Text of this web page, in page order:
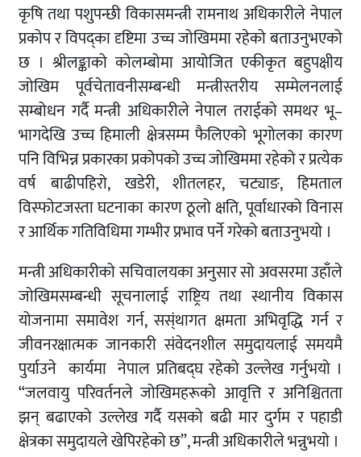
कृषि तथा पशुपन्छी विकासमन्त्री रामनाथ अधिकारीले नेपाल
प्रकोप र विपद्का दृष्टिमा उच्च जोखिममा रहेको बताउनुभएको
छ । श्रीलङ्काको कोलम्बोमा आयोजित एकीकृत बहुपक्षीय
जोखिम पूर्वचेतावनीसम्बन्धी मन्त्रीस्तरीय सम्मेलनलाई
सम्बोधन गर्दै मन्त्री अधिकारीले नेपाल तराईको समथर भू–
भागदेखि उच्च हिमाली क्षेत्रसम्म फैलिएको भूगोलका कारण
पनि विभिन्न प्रकारका प्रकोपको उच्च जोखिममा रहेको र प्रत्येक
वर्ष बाढीपहिरो, खडेरी, शीतलहर, चट्याङ, हिमताल
विस्फोटजस्ता घटनाका कारण ठूलो क्षति, पूर्वाधारको विनास
र आर्थिक गतिविधिमा गम्भीर प्रभाव पर्ने गरेको बताउनुभयो ।
मन्त्री अधिकारीको सचिवालयका अनुसार सो अवसरमा उहाँले
जोखिमसम्बन्धी सूचनालाई राष्ट्रिय तथा स्थानीय विकास
योजनामा समावेश गर्न, सस्ंथागत क्षमता अभिवृद्धि गर्न र
जीवनरक्षात्मक जानकारी संवेदनशील समुदायलाई समयमै
पुर्याउने कार्यमा नेपाल प्रतिबद्घ रहेको उल्लेख गर्नुभयो ।
“जलवायु परिवर्तनले जोखिमहरूको आवृत्ति र अनिश्चितता
झन् बढाएको उल्लेख गर्दै यसको बढी मार दुर्गम र पहाडी
क्षेत्रका समुदायले खेपिरहेको छ”, मन्त्री अधिकारीले भन्नुभयो ।